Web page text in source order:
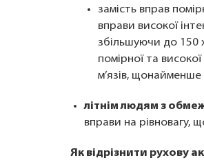
замість вправ
вправи високої
збільшуючи до 150
помірної та
м’язів,
літнім людям з
вправи на рівновагу,
Як відрізнити рухову